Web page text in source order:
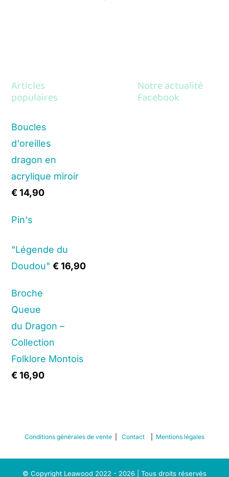
Articles
populaires
Boucles
d'oreilles
dragon en
acrylique miroir
€14,90
Pin's
"Légende du
Doudou" €16,90
Broche
Queue
du Dragon –
Collection
Folklore Montois
€16,90
Notre actualité
Facebook
Conditions générales de vente Contact Mentions légales
© Copyright Leawood 2022 - 2026 | Tous droits réservés